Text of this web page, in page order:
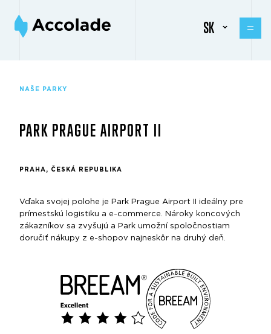
SK
NAŠE PARKY
PARK PRAGUE AIRPORT II
PRAHA, ČESKÁ REPUBLIKA
Vďaka svojej polohe je Park Prague Airport II ideálny pre
prímestskú logistiku a e-commerce. Nároky koncových
zákazníkov sa zvyšujú a Park umožní spoločnostiam
doručiť nákupy z e-shopov najneskôr na druhý deň.